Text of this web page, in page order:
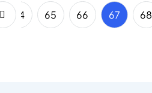
64 65 66 67 68